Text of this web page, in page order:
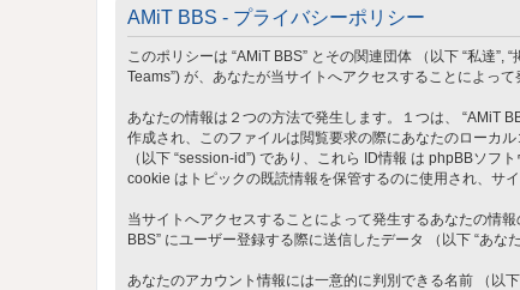
AMiT BBS - プライバシーポリシー
このポリシーは “AMiT BBS” とその関連団体 （以下 “私達”,
Teams”) が、あなたが当サイトへアクセスすることによっ
あなたの情報は２つの方法で発生します。１つは、 “AMiT
作成され、このファイルは閲覧要求の際にあなたのローカ
（以下 “session-id”) であり、これら ID情報 は phpBBソ
cookie はトピックの既読情報を保管するのに使用され、サ
当サイトへアクセスすることによって発生するあなたの情
BBS” にユーザー登録する際に送信したデータ （以下 “あな
あなたのアカウント情報には一意的に判別できる名前 （以